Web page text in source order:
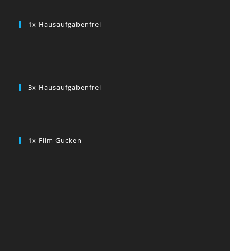
1x Hausaufgabenfrei
3x Hausaufgabenfrei
1x Film Gucken